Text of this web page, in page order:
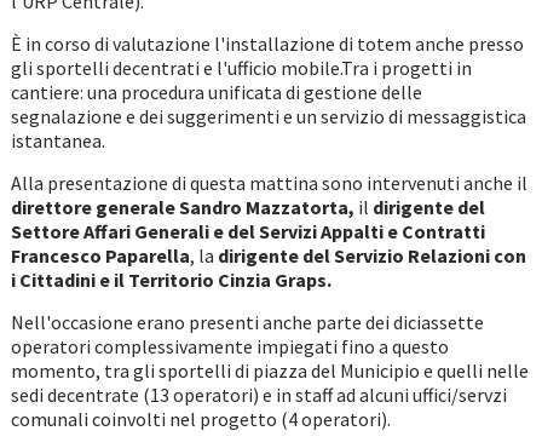
È in corso di valutazione l'installazione di totem anche presso
gli sportelli decentrati e l'ufficio mobile.Tra i progetti in
cantiere: una procedura unificata di gestione delle
segnalazione e dei suggerimenti e un servizio di messaggistica
istantanea.
Alla presentazione di questa mattina sono intervenuti anche il
direttore generale Sandro Mazzatorta, il dirigente del
Settore Affari Generali e del Servizi Appalti e Contratti
Francesco Paparella, la dirigente del Servizio Relazioni con
i Cittadini e il Territorio Cinzia Graps.
Nell'occasione erano presenti anche parte dei diciassette
operatori complessivamente impiegati fino a questo
momento, tra gli sportelli di piazza del Municipio e quelli nelle
sedi decentrate (13 operatori) e in staff ad alcuni uffici/servzi
comunali coinvolti nel progetto (4 operatori).